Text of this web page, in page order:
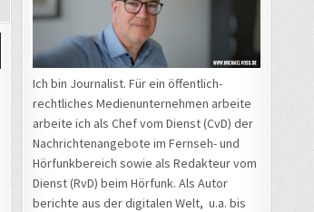
Ich bin Journalist. Für ein öffentlich-
rechtliches Medienunternehmen arbeite
arbeite ich als Chef vom Dienst (CvD) der
Nachrichtenangebote im Fernseh- und
Hörfunkbereich sowie als Redakteur vom
Dienst (RvD) beim Hörfunk. Als Autor
berichte aus der digitalen Welt, u.a. bis